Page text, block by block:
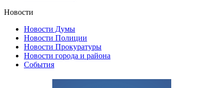
Новости
Новости Думы
Новости Полиции
Новости Прокуратуры
Новости города и района
События